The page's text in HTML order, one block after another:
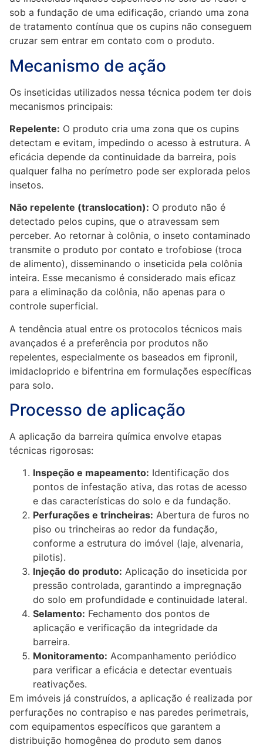
sob a fundação de uma edificação, criando uma zona
de tratamento contínua que os cupins não conseguem
cruzar sem entrar em contato com o produto.
Mecanismo de ação
Os inseticidas utilizados nessa técnica podem ter dois
mecanismos principais:
Repelente: O produto cria uma zona que os cupins
detectam e evitam, impedindo o acesso à estrutura. A
eficácia depende da continuidade da barreira, pois
qualquer falha no perímetro pode ser explorada pelos
insetos.
Não repelente (translocation): O produto não é
detectado pelos cupins, que o atravessam sem
perceber. Ao retornar à colônia, o inseto contaminado
transmite o produto por contato e trofobiose (troca
de alimento), disseminando o inseticida pela colônia
inteira. Esse mecanismo é considerado mais eficaz
para a eliminação da colônia, não apenas para o
controle superficial.
A tendência atual entre os protocolos técnicos mais
avançados é a preferência por produtos não
repelentes, especialmente os baseados em fipronil,
imidacloprido e bifentrina em formulações específicas
para solo.
Processo de aplicação
A aplicação da barreira química envolve etapas
técnicas rigorosas:
Inspeção e mapeamento: Identificação dos
pontos de infestação ativa, das rotas de acesso
e das características do solo e da fundação.
Perfurações e trincheiras: Abertura de furos no
piso ou trincheiras ao redor da fundação,
conforme a estrutura do imóvel (laje, alvenaria,
pilotis).
Injeção do produto: Aplicação do inseticida por
pressão controlada, garantindo a impregnação
do solo em profundidade e continuidade lateral.
Selamento: Fechamento dos pontos de
aplicação e verificação da integridade da
barreira.
Monitoramento: Acompanhamento periódico
para verificar a eficácia e detectar eventuais
reativações.
Em imóveis já construídos, a aplicação é realizada por
perfurações no contrapiso e nas paredes perimetrais,
com equipamentos específicos que garantem a
distribuição homogênea do produto sem danos